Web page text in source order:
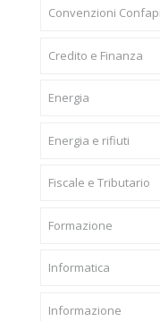
Convenzioni
Credito e Finanza
Energia
Energia e rifiuti
Fiscale e Tributario
Formazione
Informatica
Informazione